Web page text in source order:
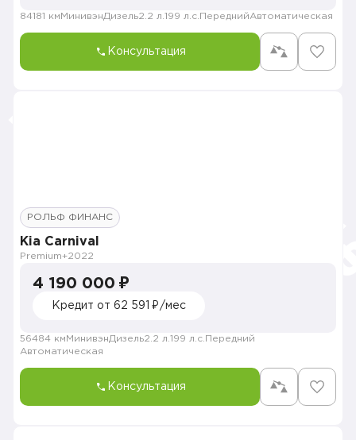
84181 км МинивэнДизель2.2 л. 199 л.с. ПереднийАвтоматическая
Консультация
РОЛЬФ ФИНАНС
Kia Carnival
Premium+2022
4 190 000 ₽
Кредит от 62 591 ₽/мес
56484 км МинивэнДизель2.2 л. 199 л.с. Передний
Автоматическая
Консультация